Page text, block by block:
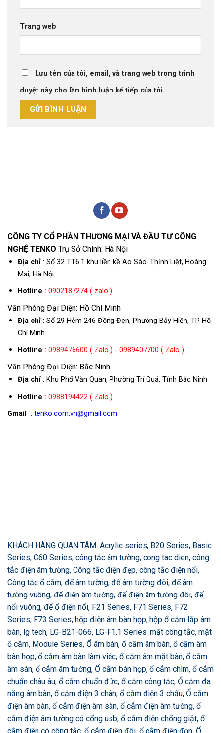
Trang web
Lưu tên của tôi, email, và trang web trong trình
duyệt này cho lần bình luận kế tiếp của tôi.
CÔNG TY CỔ PHẦN THƯƠNG MẠI VÀ ĐẦU TƯ CÔNG
NGHỆ TENKO Trụ Sở Chính: Hà Nội
Địa chỉ: Số 32 TT6.1 khu liền kề Ao Sào, Thịnh Liệt, Hoàng
Mai, Hà Nội
Hotline : 0902187274 ( zalo )
Văn Phòng Đại Diện: Hồ Chí Minh
Địa chỉ: Số 29 Hẻm 246 Đồng Đen, Phường Bảy Hiền, TP Hồ
Chí Minh
Hotline : 0989476600 ( Zalo ) - 0989407700 ( Zalo )
Văn Phòng Đại Diện: Bắc Ninh
Địa chỉ: Khu Phố Văn Quan, Phường Trí Quả, Tỉnh Bắc Ninh
Hotline : 0988194422( Zalo )
Gmail : tenko.com.vn@gmail.com
KHÁCH HÀNG QUAN TÂM: Acrylic series, B20 Series, Basic
Series, C60 Series, công tắc âm tường, cong tac dien, công
tắc điện âm tường, Công tắc điện đẹp, công tắc điện nổi,
Công tắc ổ cắm, đế âm tường, đế âm tường đôi, đế âm
tường vuông, đế điện âm tường, đế điện âm tường đôi, đế
nổi vuông, đế ổ điện nổi, F21 Series, F71 Series, F72
Series, F73 Series, hộp điện âm bàn họp, hộp ổ cắm lắp âm
bàn, lg tech, LG-B21-066, LG-F1.1 Series, mặt công tắc, mặt
ổ cắm, Module Series, Ổ âm bàn, ổ cắm âm bàn, ổ cắm âm
bàn họp, ổ cắm âm bàn làm việc, ổ cắm âm mặt bàn, ổ cắm
âm sàn, ổ cắm âm tường, Ổ cắm bàn họp, ổ cắm chìm, ổ cắm
chuẩn châu âu, ổ cắm chuẩn đức, ổ cắm công tắc, Ổ cắm đa
năng âm bàn, ổ cắm điện 3 chân, ổ cắm điện 3 chấu, Ổ cắm
điện âm bàn, ổ cắm điện âm sàn, ổ cắm điện âm tường, ổ
cắm điện âm tường có cổng usb, ổ cắm điện chống giật, ổ
cắm điện có công tắc, ổ cắm điện đôi, ổ cắm điện đơn, Ổ